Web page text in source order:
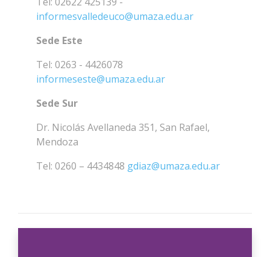
informesvalledeuco@umaza.edu.ar
Sede Este
Tel: 0263 - 4426078
informeseste@umaza.edu.ar
Sede Sur
Dr. Nicolás Avellaneda 351, San Rafael,
Mendoza
Tel: 0260 – 4434848 gdiaz@umaza.edu.ar